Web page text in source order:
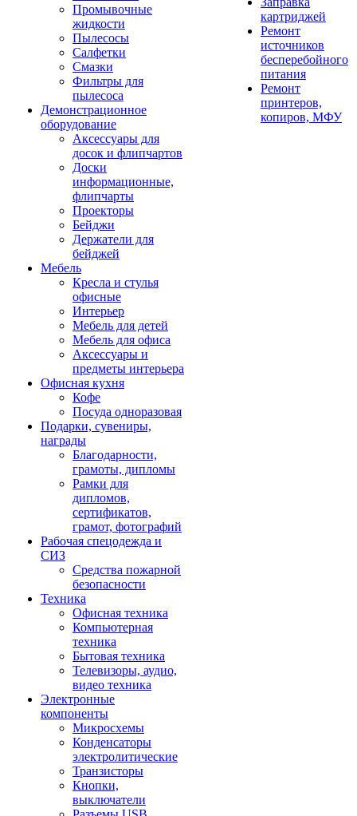
Промывочные
жидкости
Пылесосы
Салфетки
Смазки
Фильтры для
пылесоса
Демонстрационное
оборудование
Аксессуары для
досок и флипчартов
Доски
информационные,
флипчарты
Проекторы
Бейджи
Держатели для
бейджей
Мебель
Кресла и стулья
офисные
Интерьер
Мебель для детей
Мебель для офиса
Аксессуары и
предметы интерьера
Офисная кухня
Кофе
Посуда одноразовая
Подарки, сувениры,
награды
Благодарности,
грамоты, дипломы
Рамки для
дипломов,
сертификатов,
грамот, фотографий
Рабочая спецодежда и
СИЗ
Средства пожарной
безопасности
Техника
Офисная техника
Компьютерная
техника
Бытовая техника
Телевизоры, аудио,
видео техника
Электронные
компоненты
Микросхемы
Конденсаторы
электролитические
Транзисторы
Кнопки,
выключатели
картриджей
Ремонт
источников
бесперебойного
питания
Ремонт
принтеров,
копиров, МФУ